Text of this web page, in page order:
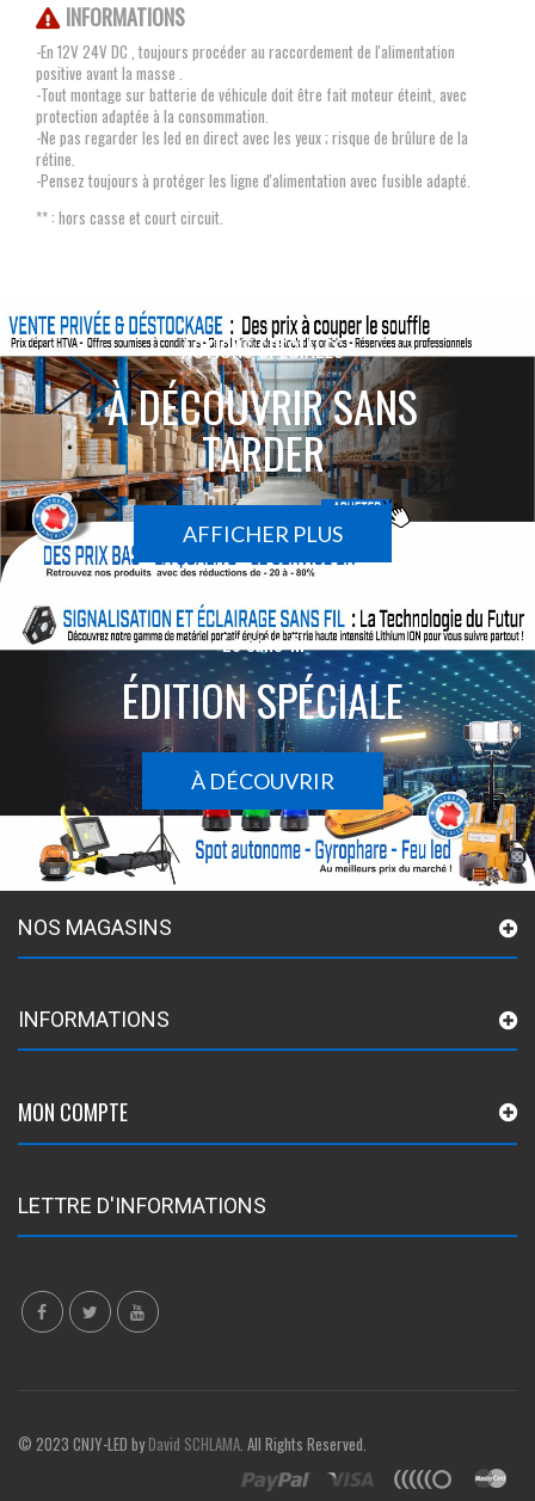
INFORMATIONS
-En 12V 24V DC , toujours procéder au raccordement de l'alimentation
positive avant la masse .
-Tout montage sur batterie de véhicule doit être fait moteur éteint, avec
protection adaptée à la consommation.
-Ne pas regarder les led en direct avec les yeux ; risque de brûlure de la
rétine.
-Pensez toujours à protéger les ligne d'alimentation avec fusible adapté.
** : hors casse et court circuit.
ACTIONS SPÉCIALES
À DÉCOUVRIR SANS
TARDER
AFFICHER PLUS
Le sans-fil
ÉDITION SPÉCIALE
À DÉCOUVRIR
NOS MAGASINS
INFORMATIONS
MON COMPTE
LETTRE D'INFORMATIONS
© 2023 CNJY-LED byDavid SCHLAMA . All Rights Reserved.